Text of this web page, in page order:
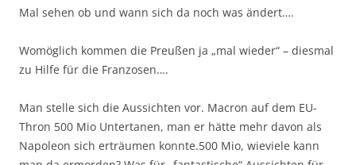
Mal sehen ob und wann sich da noch was ändert….
Womöglich kommen die Preußen ja „mal wieder“ – diesmal
zu Hilfe für die Franzosen….
Man stelle sich die Aussichten vor. Macron auf dem EU-
Thron 500 Mio Untertanen, man er hätte mehr davon als
Napoleon sich erträumen konnte.500 Mio, wieviele kann